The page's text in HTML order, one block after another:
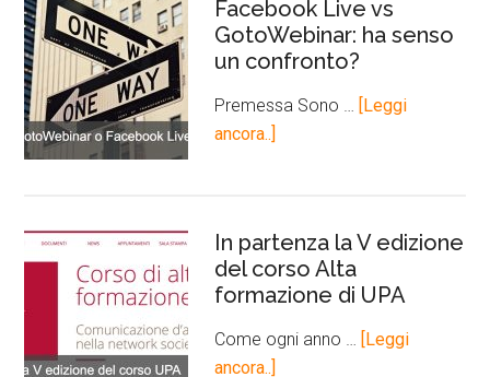
Facebook Live vs
GotoWebinar: ha senso
un confronto?
Premessa Sono …
[Leggi
ancora..]
In partenza la V edizione
del corso Alta
formazione di UPA
Come ogni anno …
[Leggi
ancora..]